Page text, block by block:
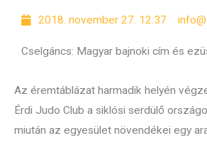
2018. november 27. 12:37
Cselgáncs: Magyar bajnoki cím és
Az éremtáblázat harmadik helyén
Érdi Judo Club a siklósi serdülő
miután az egyesület növendékei egy